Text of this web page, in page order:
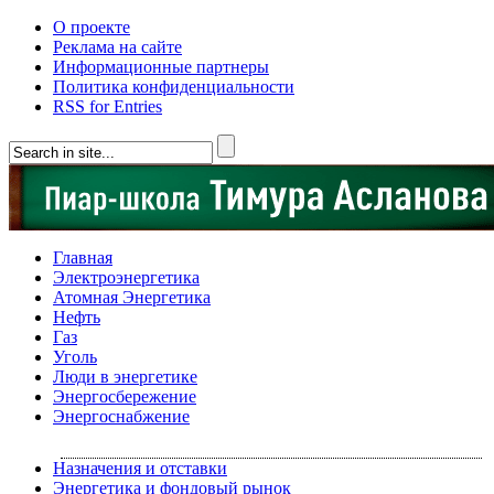
О проекте
Реклама на сайте
Информационные партнеры
Политика конфиденциальности
RSS for Entries
Главная
Электроэнергетика
Атомная Энергетика
Нефть
Газ
Уголь
Люди в энергетике
Энергосбережение
Энергоснабжение
Назначения и отставки
Энергетика и фондовый рынок